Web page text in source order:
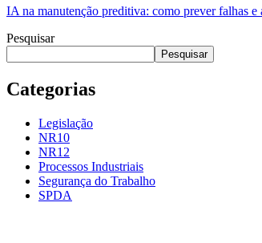
IA na manutenção preditiva: como prever falhas e
Pesquisar
Pesquisar
Categorias
Legislação
NR10
NR12
Processos Industriais
Segurança do Trabalho
SPDA